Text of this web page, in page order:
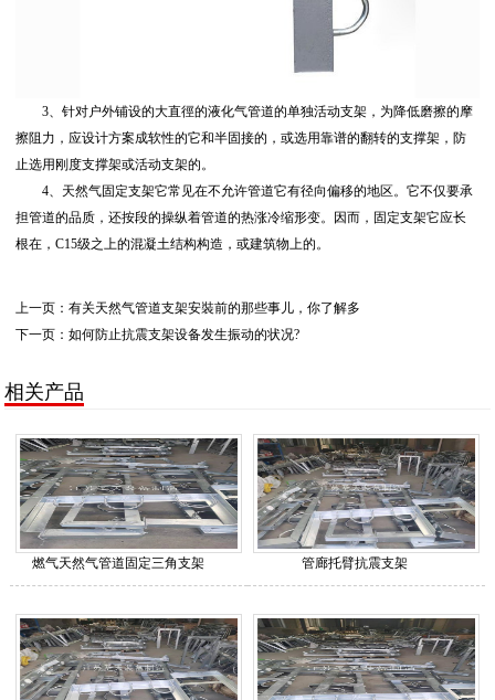
3、针对户外铺设的大直徑的液化气管道的单独活动支架，为降低磨擦的摩
擦阻力，应设计方案成软性的它和半固接的，或选用靠谱的翻转的支撑架，防
止选用刚度支撑架或活动支架的。
4、天然气固定支架它常见在不允许管道它有径向偏移的地区。它不仅要承
担管道的品质，还按段的操纵着管道的热涨冷缩形变。因而，固定支架它应长
根在，C15级之上的混凝土结构构造，或建筑物上的。
上一页：有关天然气管道支架安裝前的那些事儿，你了解多
下一页：如何防止抗震支架设备发生振动的状况?
相关产品
燃气天然气管道固定三角支架 管廊托臂抗震支架